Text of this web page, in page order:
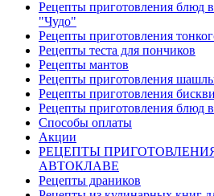
Рецепты приготовления блюд
"Чудо"
Рецепты приготовления
Рецепты теста для пончиков
Рецепты мантов
Рецепты приготовления
Рецепты приготовления
Рецепты приготовления блюд
Способы оплаты
Акции
РЕЦЕПТЫ
АВТОКЛАВЕ
Рецепты драников